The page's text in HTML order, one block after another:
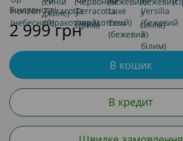
В наявності
2 999 грн
В кошик
В кредит